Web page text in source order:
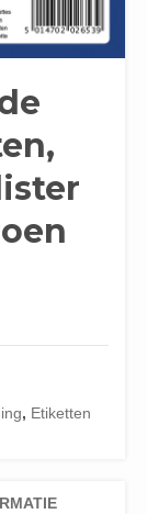
, Etiketten